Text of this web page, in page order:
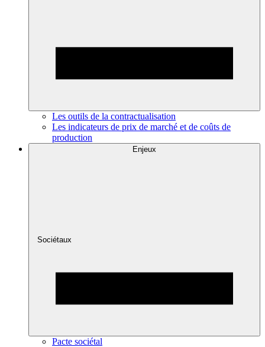
Les outils de la contractualisation
Les indicateurs de prix de marché et de coûts de
production
Enjeux
Sociétaux
Pacte sociétal